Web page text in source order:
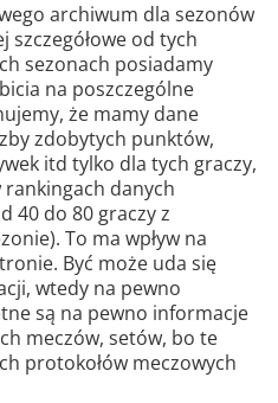
archiwum dla sezonów
szczegółowe od tych
sezonach posiadamy
na poszczególne
że mamy dane
zdobytych punktów,
itd tylko dla tych graczy,
danych
40 do 80 graczy z
To ma wpływ na
Być może uda się
wtedy na pewno
są na pewno informacje
meczów, setów, bo te
protokołów meczowych